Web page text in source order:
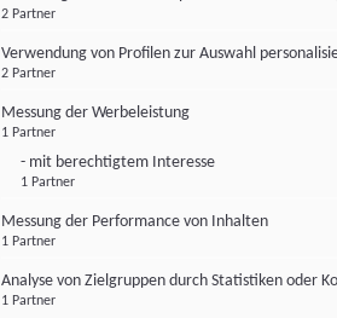
2 Partner
Verwendung von Profilen zur Auswahl
2 Partner
Messung der Werbeleistung
1 Partner
- mit berechtigtem Interesse
1 Partner
Messung der Performance von Inhalten
1 Partner
Analyse von Zielgruppen durch Statistiken oder
1 Partner